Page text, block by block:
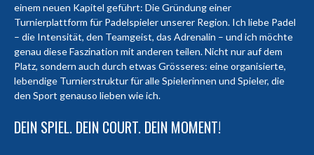
einem neuen Kapitel geführt: Die Gründung einer
Turnierplattform für Padelspieler unserer Region. Ich liebe Padel
– die Intensität, den Teamgeist, das Adrenalin – und ich möchte
genau diese Faszination mit anderen teilen. Nicht nur auf dem
Platz, sondern auch durch etwas Grösseres: eine organisierte,
lebendige Turnierstruktur für alle Spielerinnen und Spieler, die
den Sport genauso lieben wie ich.
DEIN SPIEL. DEIN COURT. DEIN MOMENT!